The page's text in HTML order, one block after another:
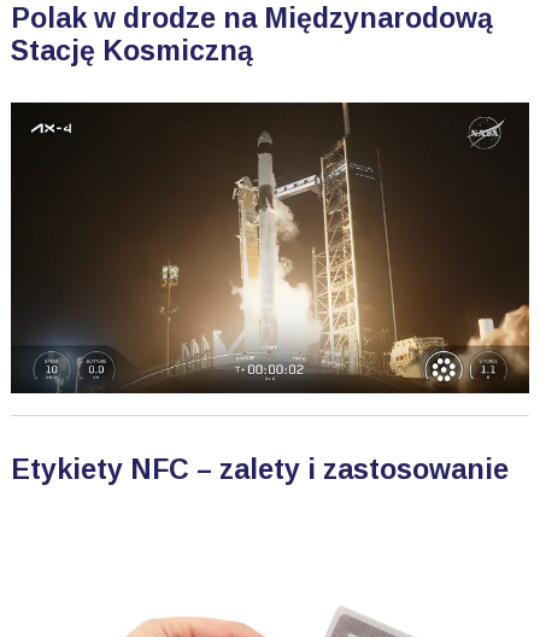
Polak w drodze na Międzynarodową
Stację Kosmiczną
Etykiety NFC – zalety i zastosowanie